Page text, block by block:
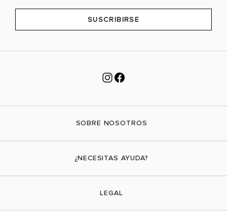
SUSCRIBIRSE
SOBRE NOSOTROS
¿NECESITAS AYUDA?
LEGAL